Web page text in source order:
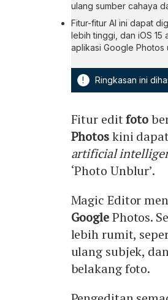
ulang sumber cahaya
Fitur-fitur AI ini dapat
lebih tinggi, dan iOS
aplikasi Google
! Ringkasan ini
Fitur editfoto
Photoskini dapat
artificial
‘Photo Unblur’.
Magic Editor
GooglePhotos.
lebih rumit,
ulang subjek,
belakang foto.